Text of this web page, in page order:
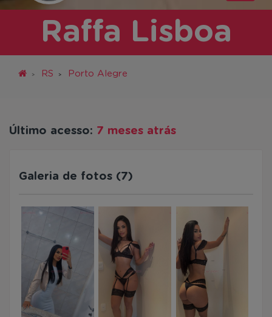
Raffa Lisboa
RS Porto Alegre
Último acesso: 7 meses atrás
Galeria de fotos (7)